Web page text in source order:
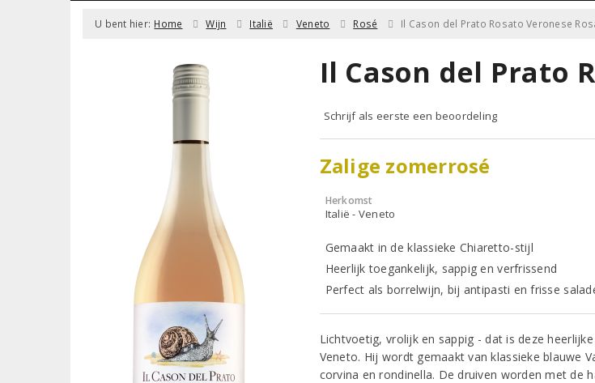
U bent hier: Home Wijn Italië Veneto Rosé Il Cason del Prato Rosato Veronese
Il Cason del Prato
Schrijf als eerste een beoordeling
Zalige zomerrosé
Herkomst
Italië - Veneto
Gemaakt in de klassieke Chiaretto-stijl
Heerlijk toegankelijk, sappig en verfrissend
Perfect als borrelwijn, bij antipasti en frisse
Lichtvoetig, vrolijk en sappig - dat is deze
Veneto. Hij wordt gemaakt van klassieke blauwe
corvina en rondinella. De druiven worden met de